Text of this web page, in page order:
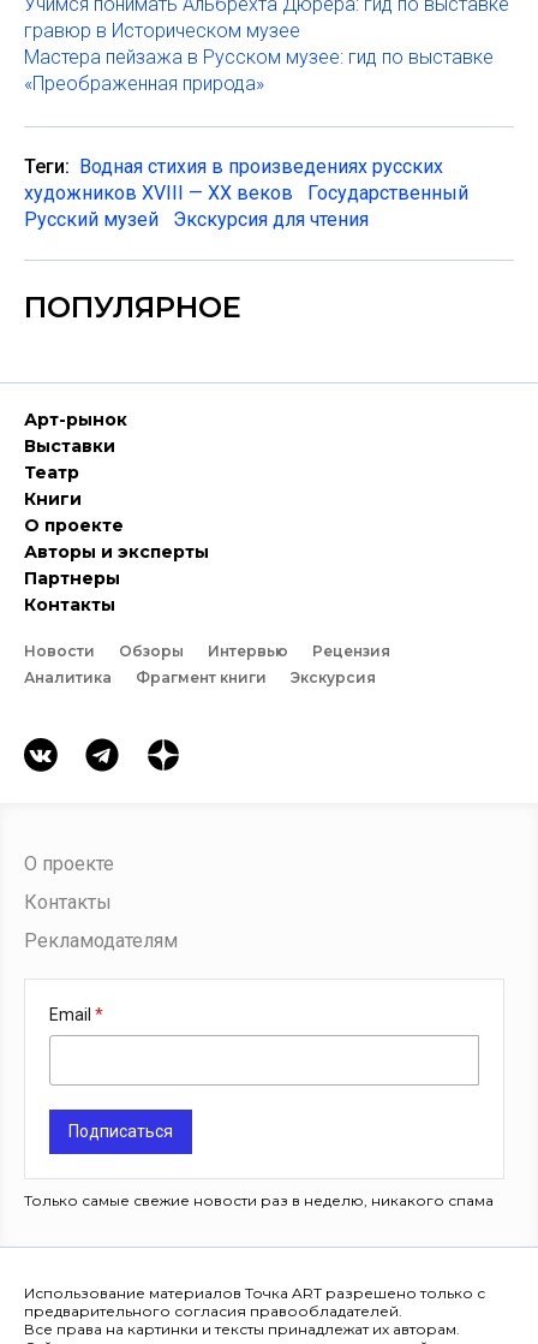
гравюр в Историческом музее
Мастера пейзажа в Русском музее: гид по выставке
«Преображенная природа»
Теги: Водная стихия в произведениях русских
художников XVIII — XX веков
Государственный
Русский музей
Экскурсия для чтения
ПОПУЛЯРНОЕ
Арт-рынок
Выставки
Театр
Книги
О проекте
Авторы и эксперты
Партнеры
Контакты
Новости Обзоры Интервью
Рецензия
Аналитика
Фрагмент книги Экскурсия
О проекте
Контакты
Рекламодателям
Email
Подписаться
Только самые свежие новости раз в неделю, никакого спама
Использование материалов Точка ART разрешено только с
предварительного согласия правообладателей.
Все права на картинки и тексты принадлежат их авторам.